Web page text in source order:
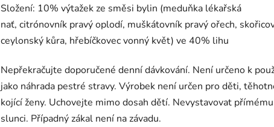
Složení: 10% výtažek ze směsi bylin (meduňka lékařská
nať, citrónovník pravý oplodí, muškátovník pravý ořech,
ceylonský kůra, hřebíčkovec vonný květ) ve 40% lihu
Nepřekračujte doporučené denní dávkování. Není určeno k
jako náhrada pestré stravy. Výrobek není určen pro děti,
kojící ženy. Uchovejte mimo dosah dětí. Nevystavovat přímému
slunci. Případný zákal není na závadu.